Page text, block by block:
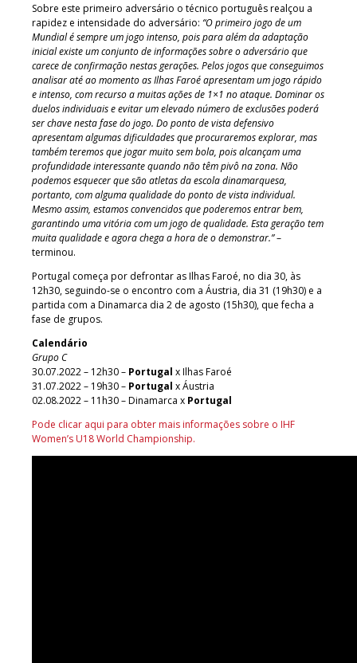
Sobre este primeiro adversário o técnico português realçou a
rapidez e intensidade do adversário: “O primeiro jogo de um
Mundial é sempre um jogo intenso, pois para além da adaptação
inicial existe um conjunto de informações sobre o adversário que
carece de confirmação nestas gerações. Pelos jogos que conseguimos
analisar até ao momento as Ilhas Faroé apresentam um jogo rápido
e intenso, com recurso a muitas ações de 1×1 no ataque. Dominar os
duelos individuais e evitar um elevado número de exclusões poderá
ser chave nesta fase do jogo. Do ponto de vista defensivo
apresentam algumas dificuldades que procuraremos explorar, mas
também teremos que jogar muito sem bola, pois alcançam uma
profundidade interessante quando não têm pivô na zona. Não
podemos esquecer que são atletas da escola dinamarquesa,
portanto, com alguma qualidade do ponto de vista individual.
Mesmo assim, estamos convencidos que poderemos entrar bem,
garantindo uma vitória com um jogo de qualidade. Esta geração tem
muita qualidade e agora chega a hora de o demonstrar.”–
terminou.
Portugal começa por defrontar as Ilhas Faroé, no dia 30, às
12h30, seguindo-se o encontro com a Áustria, dia 31 (19h30) e a
partida com a Dinamarca dia 2 de agosto (15h30), que fecha a
fase de grupos.
Calendário
Grupo C
30.07.2022 – 12h30 – Portugal x Ilhas Faroé
31.07.2022 – 19h30 – Portugal x Áustria
02.08.2022 – 11h30 – Dinamarca x Portugal
Pode clicar aqui para obter mais informações sobre o IHF
Women’s U18 World Championship.